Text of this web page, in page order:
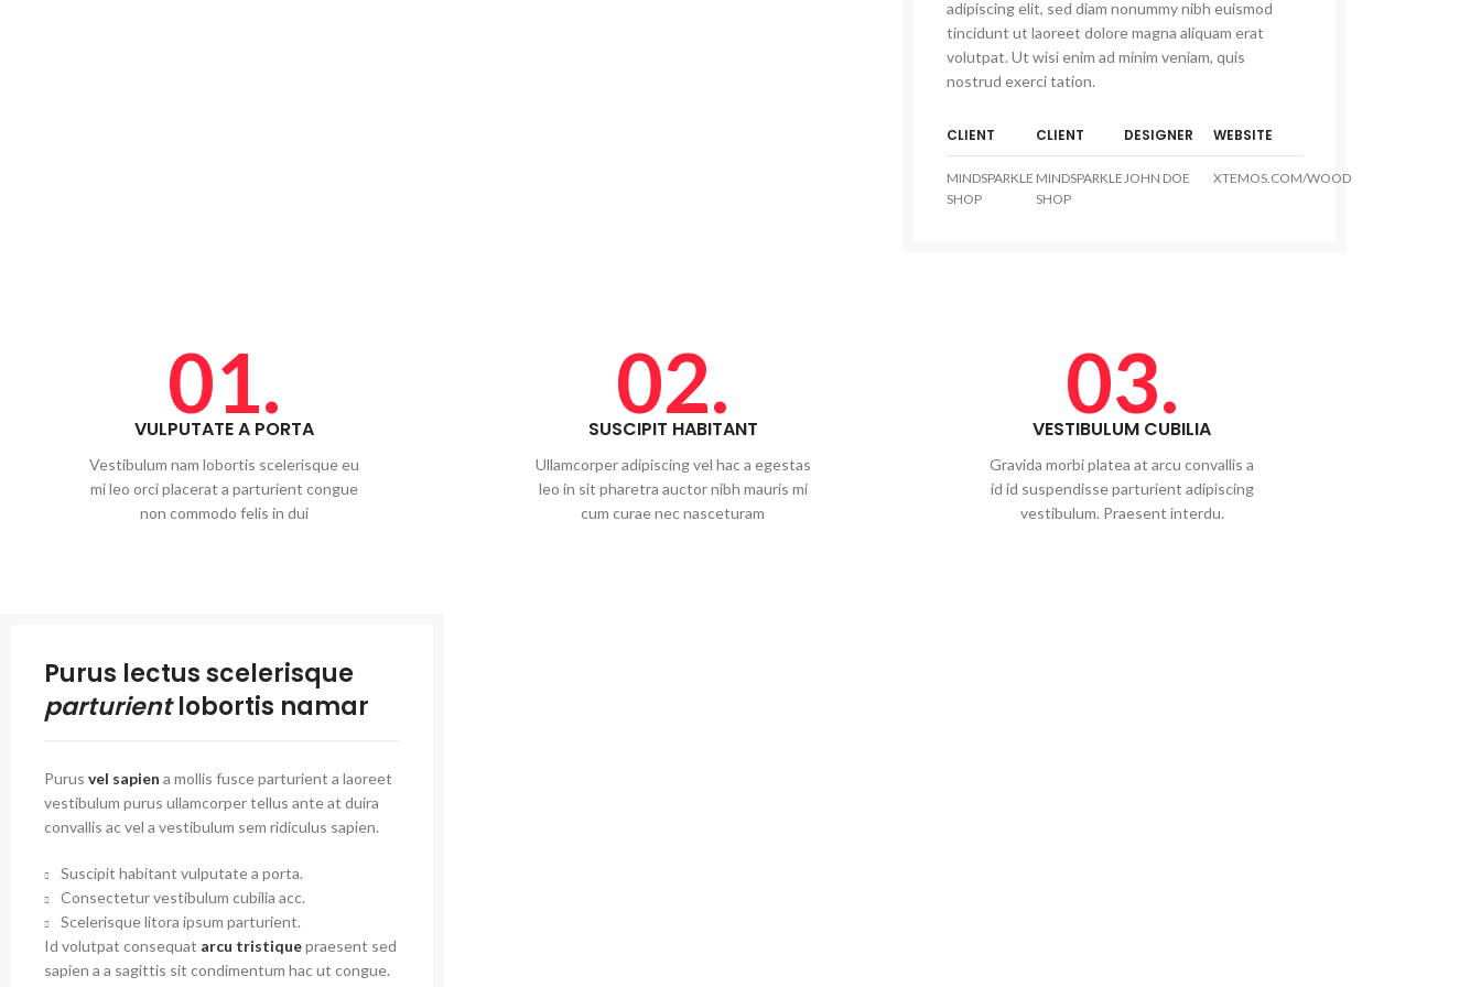
adipiscing elit, sed diam nonummy nibh euismod
tincidunt ut laoreet dolore magna aliquam erat
volutpat. Ut wisi enim ad minim veniam, quis
nostrud exerci tation.
CLIENT
MINDSPARKLE
SHOP
CLIENT
MINDSPARKLE
SHOP
DESIGNER
JOHN DOE
WEBSITE
XTEMOS.COM/WOOD
01.
VULPUTATE A PORTA
Vestibulum nam lobortis scelerisque eu
mi leo orci placerat a parturient congue
non commodo felis in dui
02.
SUSCIPIT HABITANT
Ullamcorper adipiscing vel hac a egestas
leo in sit pharetra auctor nibh mauris mi
cum curae nec nasceturam
03.
VESTIBULUM CUBILIA
Gravida morbi platea at arcu convallis a
id id suspendisse parturient adipiscing
vestibulum. Praesent interdu.
Purus lectus scelerisque
parturientlobortis namar
Purus vel sapien a mollis fusce parturient a laoreet
vestibulum purus ullamcorper tellus ante at duira
convallis ac vel a vestibulum sem ridiculus sapien.
Suscipit habitant vulputate a porta.
Consectetur vestibulum cubilia acc.
Scelerisque litora ipsum parturient.
Id volutpat consequat arcu tristiquepraesent sed
sapien a a sagittis sit condimentum hac ut congue.